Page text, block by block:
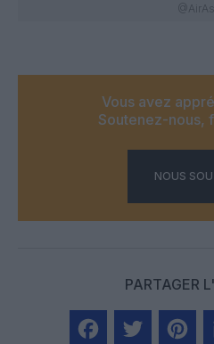
Vous avez
Soutenez-nous,
NOUS
PARTAGER